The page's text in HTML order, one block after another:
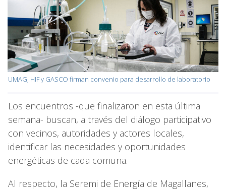
UMAG, HIF y GASCO firman convenio para desarrollo de laboratorio
Los encuentros -que finalizaron en esta última
semana- buscan, a través del diálogo participativo
con vecinos, autoridades y actores locales,
identificar las necesidades y oportunidades
energéticas de cada comuna.
Al respecto, la Seremi de Energía de Magallanes,